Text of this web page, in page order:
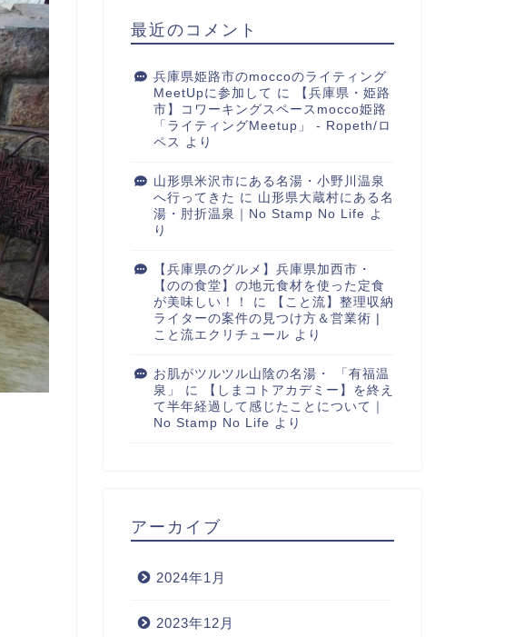
最近のコメント
兵庫県姫路市のmoccoのライティング
MeetUpに参加して に
【兵庫県・姫路
市】コワーキングスペースmocco姫路
「ライティングMeetup」 - Ropeth/ロ
ペス より
山形県米沢市にある名湯・小野川温泉
へ行ってきた に 山形県大蔵村にある名
湯・肘折温泉｜No Stamp No Life よ
り
【兵庫県のグルメ】兵庫県加西市・
【のの食堂】の地元食材を使った定食
が美味しい！！
に
【こと流】整理収納
ライターの案件の見つけ方＆営業術 |
こと流エクリチュール より
お肌がツルツル山陰の名湯・ 「有福温
泉」
に
【しまコトアカデミー】を終え
て半年経過して感じたことについて｜
No Stamp No Life より
アーカイブ
2024年1月
2023年12月